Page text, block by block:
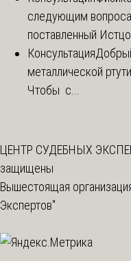
следующим
поставленный
Консультация
металлической
Чтобы с...
ЦЕНТР СУДЕБНЫХ
защищены
Вышестоящая
Экспертов"